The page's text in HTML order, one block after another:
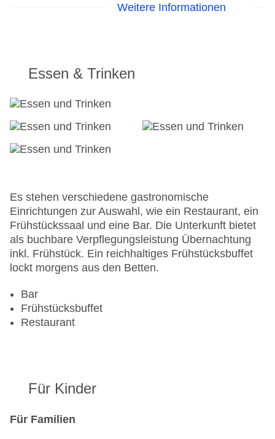
Garage: gegen Gebühr
Letzte umfassende Renovierung: 2010
Lift
Zimmerservice
Gesamtanzahl der Stockwerke: 5
Zahlungsarten: American Express, Diners Club,
Weitere Informationen
Essen & Trinken
Es stehen verschiedene gastronomische
Einrichtungen zur Auswahl, wie ein Restaurant, ein
Frühstückssaal und eine Bar. Die Unterkunft bietet
als buchbare Verpflegungsleistung Übernachtung
inkl. Frühstück. Ein reichhaltiges Frühstücksbuffet
lockt morgens aus den Betten.
Bar
Frühstücksbuffet
Restaurant
Für Kinder
Für Familien